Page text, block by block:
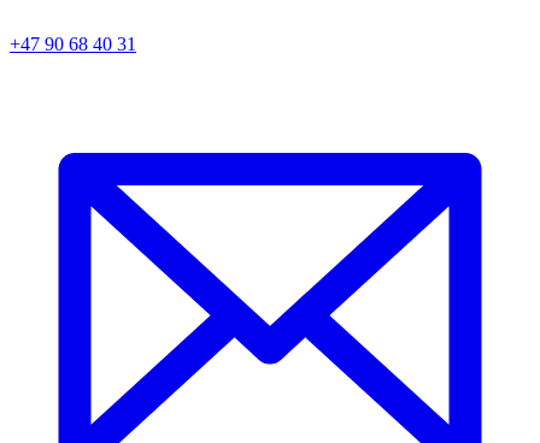
+47 90 68 40 31